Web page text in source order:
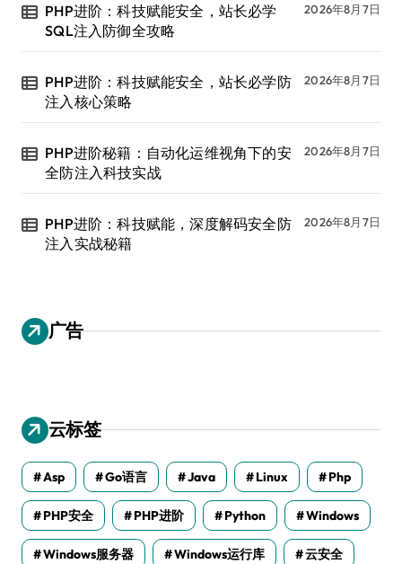
PHP进阶：科技赋能安全，站长必学
SQL注入防御全攻略
2026年8月7日
PHP进阶：科技赋能安全，站长必学防
注入核心策略
2026年8月7日
PHP进阶秘籍：自动化运维视角下的安
全防注入科技实战
2026年8月7日
PHP进阶：科技赋能，深度解码安全防
注入实战秘籍
2026年8月7日
广告
云标签
Asp Go语言 Java Linux Php
PHP安全 PHP进阶 Python Windows
Windows服务器 Windows运行库 云安全